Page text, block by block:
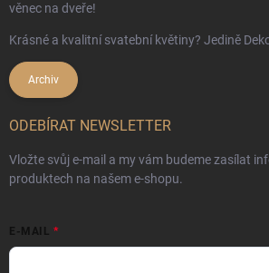
věnec na dveře!
Krásné a kvalitní svatební květiny? Jedině
Archiv
ODEBÍRAT NEWSLETTER
Vložte svůj e-mail a my vám budeme zasílat
produktech na našem e-shopu.
E-MAIL